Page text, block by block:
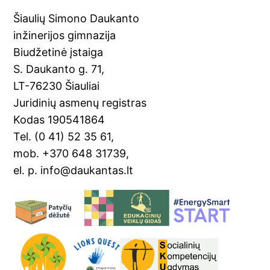
e
b
o
o
k
gl
e
Tr
a
n
sl
at
e
e
st
l
Šiaulių Simono Daukanto
inžinerijos gimnazija
Biudžetinė įstaiga
S. Daukanto g. 71,
LT-76230 Šiauliai
Juridinių asmenų registras
Kodas 190541864
Tel. (0 41) 52 35 61,
mob. +370 648 31739,
el. p. info@daukantas.lt